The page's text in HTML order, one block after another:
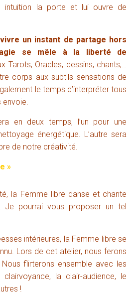
intuition la porte et lui ouvre de
un instant de partage hors
se mêle à la liberté de
Tarots, Oracles, dessins, chants,…
corps aux subtils sensations de
le temps d’interpréter tous
envoie.
en deux temps, l’un pour une
énergétique. L’autre sera
de notre créativité.
»
la Femme libre danse et chante
Je pourrai vous proposer un tel
intérieures, la Femme libre se
Lors de cet atelier, nous ferons
Nous flirterons ensemble avec les
la clair-audience, le
!